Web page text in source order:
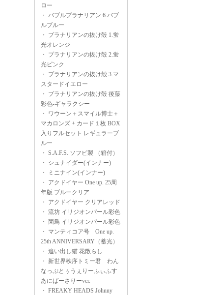
ロー
・ バブルプラナリアン 6.バブ
ルブルー
・ プラナリアンの抜け殻 1.蛍
光オレンジ
・ プラナリアンの抜け殻 2.蛍
光ピンク
・ プラナリアンの抜け殻 3.マ
スタードイエロー
・ プラナリアンの抜け殻 後藤
彩色-ギャラクシー
・ ワウーン＋スマイル博士＋
マカロンズ + カード１枚 BOX
入りフルセット レギュラーブ
ルー
・ S.A.F.S. ソフビ製 （箱付）
・ シュナイダー(インナー)
・
ミニナイン(インナー)
・ アクドイヤー One up. 25周
年版 ブルークリア
・ アクドイヤー クリアレッド
・ 流坊 イリジオンパール彩色
・ 菌鳥 イリジオンパール彩色
・ マンティコア号 One up.
25th ANNIVERSARY（蓄光）
・ 追い出し猫 花散らし
・ 新世界秩序トミー君 わん
なっぷとぅうぇりーふぃふす
あにばーさりーver.
・ FREAKY HEADS Johnny